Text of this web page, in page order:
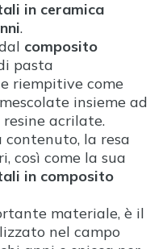
in ceramica
.
composito
pasta
riempitive come
insieme ad
acrilate.
contenuto, la resa
così come la sua
in composito
materiale, è il
nel campo